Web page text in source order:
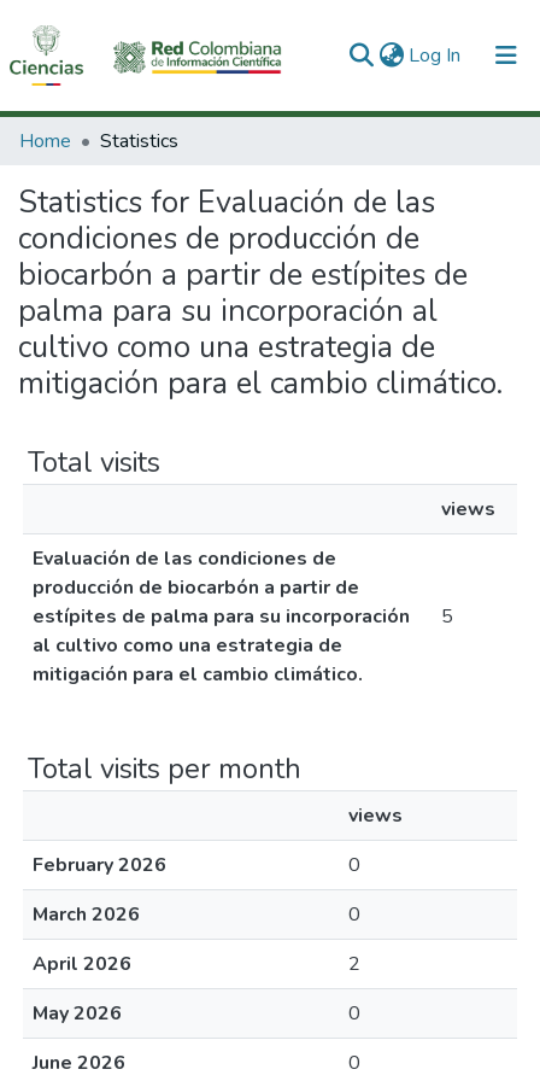
Log In (current)
Communities & Collections
All of DSpace
Home Statistics
Statistics for Evaluación de las
condiciones de producción de
biocarbón a partir de estípites de
palma para su incorporación al
cultivo como una estrategia de
mitigación para el cambio climático.
Total visits
views
Evaluación de las condiciones de
producción de biocarbón a partir de
estípites de palma para su incorporación
al cultivo como una estrategia de
mitigación para el cambio climático.
5
Total visits per month
views
February 2026
0
March 2026
0
April 2026
2
May 2026
0
June 2026
0